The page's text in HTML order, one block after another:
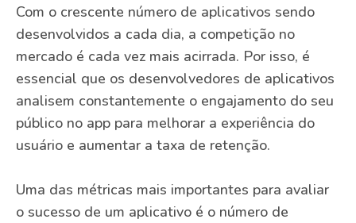
Com o crescente número de aplicativos sendo
desenvolvidos a cada dia, a competição no
mercado é cada vez mais acirrada. Por isso, é
essencial que os desenvolvedores de aplicativos
analisem constantemente o engajamento do seu
público no app para melhorar a experiência do
usuário e aumentar a taxa de retenção.
Uma das métricas mais importantes para avaliar
o sucesso de um aplicativo é o número de